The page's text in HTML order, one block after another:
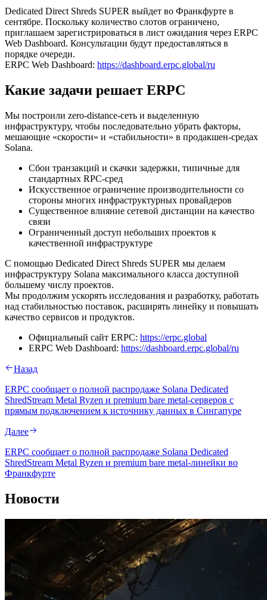
Dedicated Direct Shreds SUPER выйдет во Франкфурте в
сентябре. Поскольку количество слотов ограничено,
приглашаем зарегистрироваться в лист ожидания через ERPC
Web Dashboard. Консультации будут предоставляться в
порядке очереди.
ERPC Web Dashboard: https://dashboard.erpc.global/ru
Какие задачи решает ERPC
Мы построили zero-distance-сеть и выделенную
инфраструктуру, чтобы последовательно убрать факторы,
мешающие «скорости» и «стабильности» в продакшен-средах
Solana.
Сбои транзакций и скачки задержки, типичные для
стандартных RPC-сред
Искусственное ограничение производительности со
стороны многих инфраструктурных провайдеров
Существенное влияние сетевой дистанции на качество
связи
Ограниченный доступ небольших проектов к
качественной инфраструктуре
С помощью Dedicated Direct Shreds SUPER мы делаем
инфраструктуру Solana максимального класса доступной
большему числу проектов.
Мы продолжим ускорять исследования и разработку, работать
над стабильностью поставок, расширять линейку и повышать
качество сервисов и продуктов.
Официальный сайт ERPC: https://erpc.global
ERPC Web Dashboard: https://dashboard.erpc.global/ru
Назад
ERPC сообщает о полной распродаже Solana Dedicated
ShredStream Metal Ryzen и premium bare metal-серверов с
прямым подключением к источнику данных в Сингапуре
Далее
ERPC сообщает о полной распродаже Solana Dedicated
ShredStream Metal Ryzen и premium bare metal-линейки во
Франкфурте
Новости